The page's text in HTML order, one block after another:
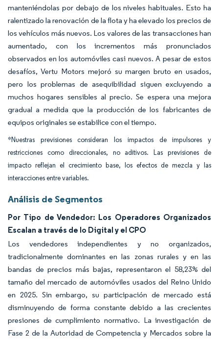
manteniéndolas por debajo de los niveles habituales. Esto ha
ralentizado la renovación de la flota y ha elevado los precios de
los vehículos más nuevos. Los valores de las transacciones han
aumentado, con los incrementos más pronunciados
observados en los automóviles casi nuevos. A pesar de estos
desafíos, Vertu Motors mejoró su margen bruto en usados,
pero los problemas de asequibilidad siguen excluyendo a
muchos hogares sensibles al precio. Se espera una mejora
gradual a medida que la producción de los fabricantes de
equipos originales se estabilice con el tiempo.
*Nuestras previsiones consideran los impactos de impulsores y
restricciones como direccionales, no aditivos. Las previsiones de
impacto reflejan el crecimiento base, los efectos de mezcla y las
interacciones entre variables.
Análisis de Segmentos
Por Tipo de Vendedor: Los Operadores Organizados
Escalan a través de lo Digital y el CPO
Los vendedores independientes y no organizados,
tradicionalmente dominantes en las zonas rurales y en las
bandas de precios más bajas, representaron el 58,23% del
tamaño del mercado de automóviles usados del Reino Unido
en 2025. Sin embargo, su participación de mercado está
disminuyendo de forma constante debido a las crecientes
presiones de cumplimiento normativo. La investigación de
Fase 2 de la Autoridad de Competencia y Mercados sobre la